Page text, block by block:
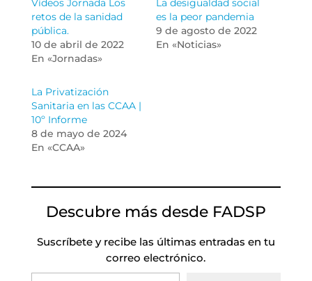
Vídeos Jornada Los
retos de la sanidad
pública.
10 de abril de 2022
En «Jornadas»
La desigualdad social
es la peor pandemia
9 de agosto de 2022
En «Noticias»
La Privatización
Sanitaria en las CCAA |
10º Informe
8 de mayo de 2024
En «CCAA»
Descubre más desde FADSP
Suscríbete y recibe las últimas entradas en tu
correo electrónico.
Escribe tu correo electrónico…